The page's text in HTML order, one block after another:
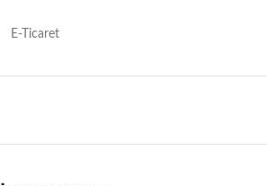
E-Ticaret